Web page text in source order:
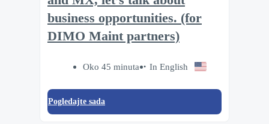
business opportunities. (for
DIMO Maint partners)
Oko 45 minuta In English
Pogledajte sada